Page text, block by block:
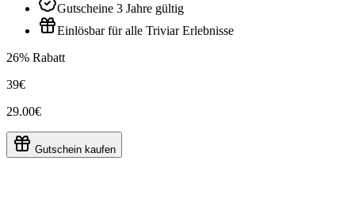
Gutscheine 3 Jahre gültig
Einlösbar für alle Triviar Erlebnisse
26% Rabatt
39€
29.00€
Gutschein kaufen